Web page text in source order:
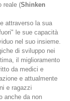
reale (Shinken
attraverso la sua
le sue capacità
nel suo insieme.
di sviluppo nei
il miglioramento
da medici e
e attualmente
e ragazzi
anche da non